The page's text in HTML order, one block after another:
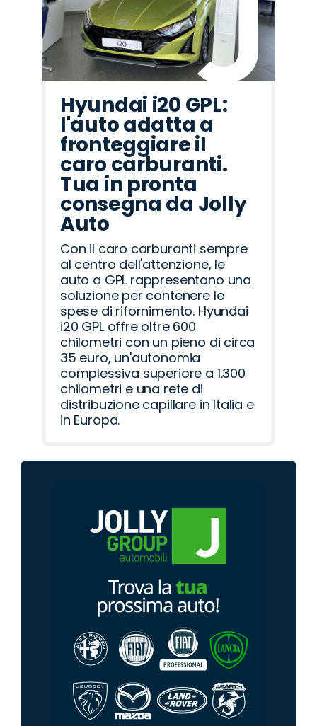
Hyundai i20 GPL:
l'auto adatta a
fronteggiare il
caro carburanti.
Tua in pronta
consegna da Jolly
Auto
Con il caro carburanti sempre
al centro dell'attenzione, le
auto a GPL rappresentano una
soluzione per contenere le
spese di rifornimento. Hyundai
i20 GPL offre oltre 600
chilometri con un pieno di circa
35 euro, un'autonomia
complessiva superiore a 1.300
chilometri e una rete di
distribuzione capillare in Italia e
in Europa.